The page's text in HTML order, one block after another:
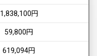
1,838,100円
59,800円
619,094円